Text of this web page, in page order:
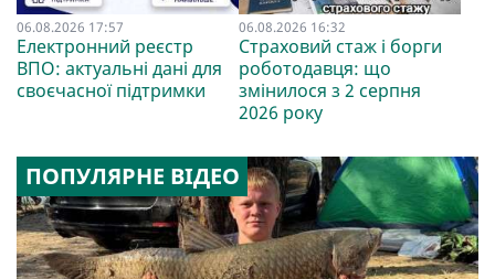
06.08.2026 17:57
Електронний реєстр
ВПО: актуальні дані для
своєчасної підтримки
06.08.2026 16:32
Страховий стаж і борги
роботодавця: що
змінилося з 2 серпня
2026 року
ПОПУЛЯРНЕ ВІДЕО